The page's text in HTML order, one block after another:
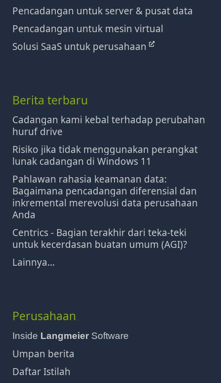
Pencadangan untuk server & pusat data
Pencadangan untuk mesin virtual
Solusi SaaS untuk perusahaan
Berita terbaru
Cadangan kami kebal terhadap perubahan
huruf drive
Risiko jika tidak menggunakan perangkat
lunak cadangan di Windows 11
Pahlawan rahasia keamanan data:
Bagaimana pencadangan diferensial dan
inkremental merevolusi data perusahaan
Anda
Centrics - Bagian terakhir dari teka-teki
untuk kecerdasan buatan umum (AGI)?
Lainnya...
Perusahaan
Inside Langmeier Software
Umpan berita
Daftar Istilah